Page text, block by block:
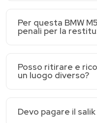
Per questa BMW
penali per la
Posso ritirare e
un luogo diverso?
Devo pagare il